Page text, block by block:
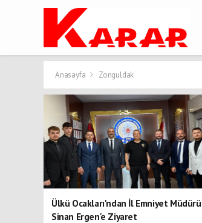
Anasayfa Zonguldak
Ülkü Ocakları'ndan İl Emniyet Müdürü
Sinan Ergen'e Ziyaret